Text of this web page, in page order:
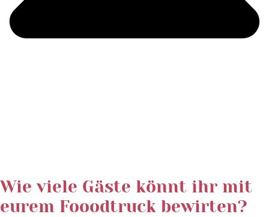
Wie viele Gäste könnt ihr mit
eurem Fooodtruck bewirten?